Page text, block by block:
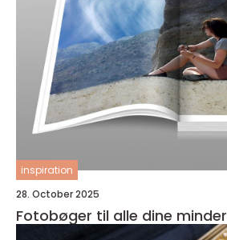
inspiration
28. October 2025
Fotobøger til alle dine minder